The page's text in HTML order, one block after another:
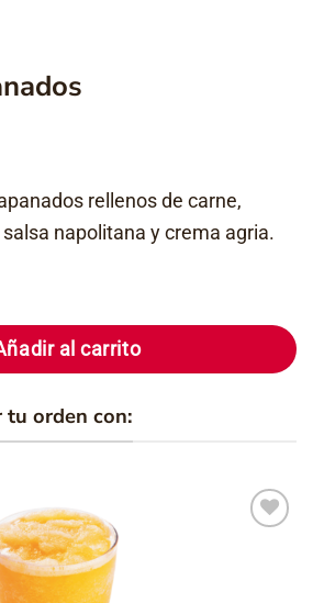
rellenos de carne,
napolitana y crema agria.
al carrito
tu orden con: